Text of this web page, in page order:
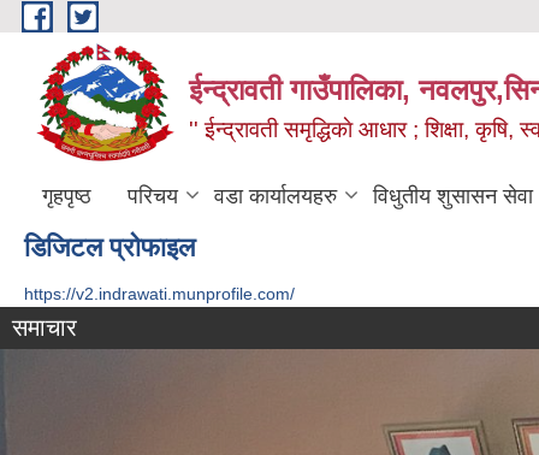
Skip to main content
ईन्द्रावती गाउँपालिका,
'' ईन्द्रावती समृद्धिकाे आधार ; शिक्षा, कृषि,
गृहपृष्ठ परिचय वडा कार्यालयहरु विधुतीय शुसासन सेवा
डिजिटल प्रोफाइल
https://v2.indrawati.munprofile.com/
समाचार